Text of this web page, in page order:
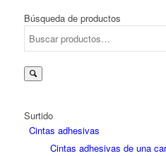
Búsqueda de productos
Surtido
Cintas adhesivas
Cintas adhesivas de una